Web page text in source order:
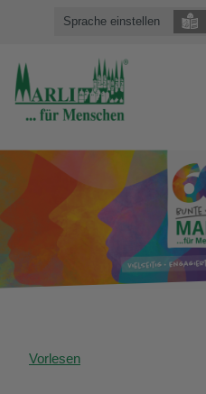
Sprache einstellen
Vorlesen